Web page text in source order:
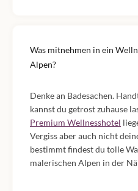
Was mitnehmen in ein
Alpen?
Denke an Badesachen.
kannst du getrost zuhause
Premium Wellnesshotel
Vergiss aber auch nicht
bestimmt findest du tolle
malerischen Alpen in der